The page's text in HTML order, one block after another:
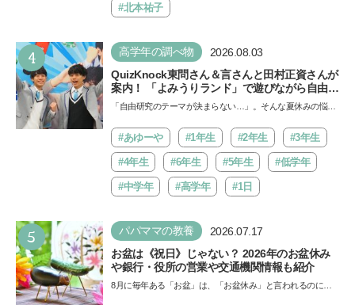
催…#北本祐子
4 高学年の調べ物 2026.08.03
QuizKnock東問さん＆言さんと田村正資さんが
案内！ 「よみうりランド」で遊びながら自由研
究が進む期間限定イベントが開催
「自由研究のテーマが決まらない…」。そんな夏休みの悩み
バ!!…
#あゆーや #1年生 #2年生 #3年生
#4年生 #6年生 #5年生 #低学年
#中学年 #高学年 #1日
5 パパママの教養 2026.07.17
お盆は《祝日》じゃない？ 2026年のお盆休み
や銀行・役所の営業や交通機関情報も紹介
8月に毎年ある「お盆」は、「お盆休み」と言われるのに祝